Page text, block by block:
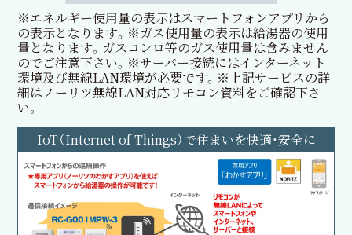
※エネルギー使用量の表示はスマートフォンアプリから
の表示となります。※ガス使用量の表示は給湯器の使用
量となります。ガスコンロ等のガス使用量は含みません
のでご注意下さい。※サーバー接続にはインターネット
環境及び無線LAN環境が必要です。※上記サービスの詳
細はノーリツ無線LAN対応リモコン資料をご確認下さ
い。
IoT（Internet of Things）で住まいを快適・安全に